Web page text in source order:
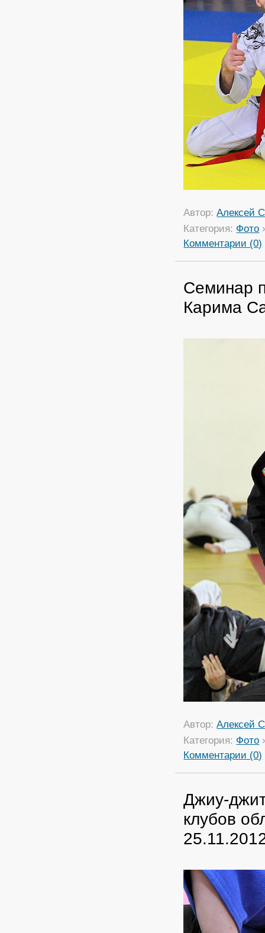
Автор:Алексей
Категория: Фото
Комментарии (0)
Семинар
Карима
Автор:Алексей
Категория: Фото
Комментарии (0)
Джиу-
клубов